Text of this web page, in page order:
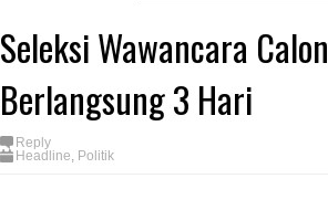
Staf Ahli Tekankan
Satpolairud Polres
Perkuat Soliditas-
Nobar Piala Dunia
Seleksi Wawancara
Berlangsung 3 Hari
Reply
Headline, Politik